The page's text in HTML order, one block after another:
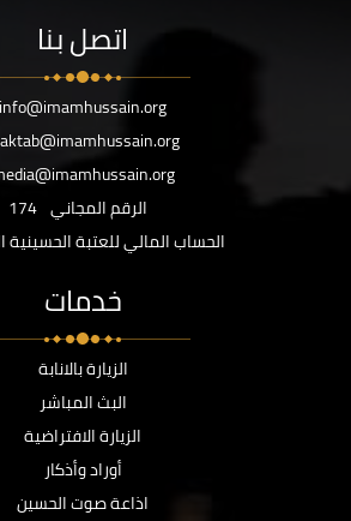
اتصل بنا
info@imamhussain.org
الرقم المجاني 174
الحساب المالي للعتبة
خدمات
الزيارة بالانابة
البث المباشر
الزيارة الافتراضية
أوراد وأذكار
اذاعة صوت الحسين